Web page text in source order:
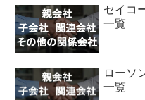
セイコ
一覧
ローソ
一覧